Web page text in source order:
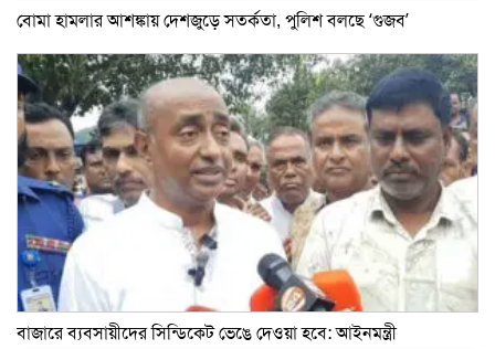
বোমা হামলার আশঙ্কায় দেশজুড়ে সতর্কতা, পুলিশ বলছে ‘গুজব’
বাজারে ব্যবসায়ীদের সিন্ডিকেট ভেঙে দেওয়া হবে: আইনমন্ত্রী